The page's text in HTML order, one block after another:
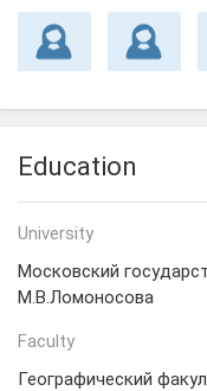
Education
University
Московский
М.В.Ломоносова
Faculty
Географический